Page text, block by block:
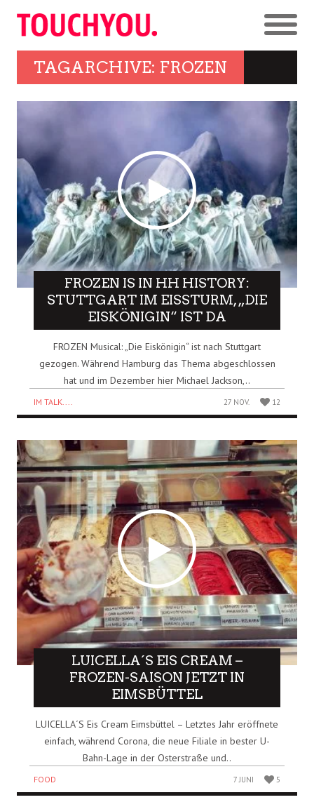
TAGARCHIVE: FROZEN
FROZEN IS IN HH HISTORY:
STUTTGART IM EISSTURM, „DIE
EISKÖNIGIN“ IST DA
FROZEN Musical: „Die Eiskönigin“ ist nach Stuttgart
gezogen. Während Hamburg das Thema abgeschlossen
hat und im Dezember hier Michael Jackson,..
IM TALK.... 27 NOV. 12
LUICELLA´S EIS CREAM –
FROZEN-SAISON JETZT IN
EIMSBÜTTEL
LUICELLA´S Eis Cream Eimsbüttel – Letztes Jahr eröffnete
einfach, während Corona, die neue Filiale in bester U-
Bahn-Lage in der Osterstraße und..
FOOD 7 JUNI 5